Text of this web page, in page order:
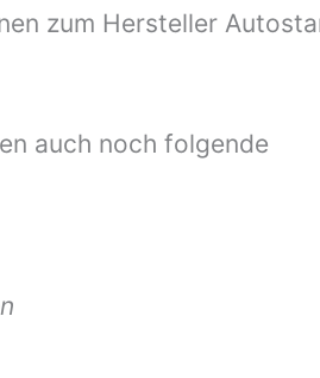
zum Hersteller
auch noch folgende